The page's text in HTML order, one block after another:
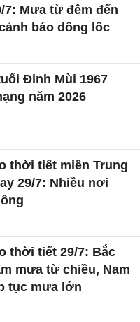
7: Mưa từ đêm đến
báo dông lốc
Đinh Mùi 1967
năm 2026
thời tiết miền Trung
29/7: Nhiều nơi
thời tiết 29/7: Bắc
mưa từ chiều, Nam
tục mưa lớn